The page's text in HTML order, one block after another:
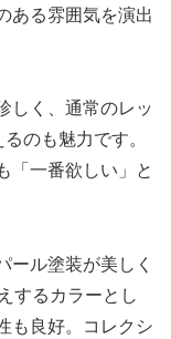
ある雰囲気を演出
しく、通常のレッ
のも魅力です。
「一番欲しい」と
ール塗装が美しく
するカラーとし
も良好。コレクシ